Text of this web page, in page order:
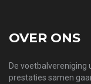
OVER ONS
De voetbalvereniging
prestaties samen